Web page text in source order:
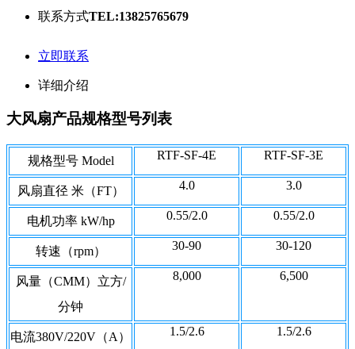
联系方式TEL:13825765679
立即联系
详细介绍
大风扇产品规格型号列表
规格型号 Model RTF-SF-4E RTF-SF-3E
风扇直径 米（FT） 4.0 3.0
电机功率 kW/hp 0.55/2.0 0.55/2.0
转速（rpm） 30-90 30-120
风量（CMM）立方/
分钟
8,000 6,500
电流380V/220V（A） 1.5/2.6 1.5/2.6